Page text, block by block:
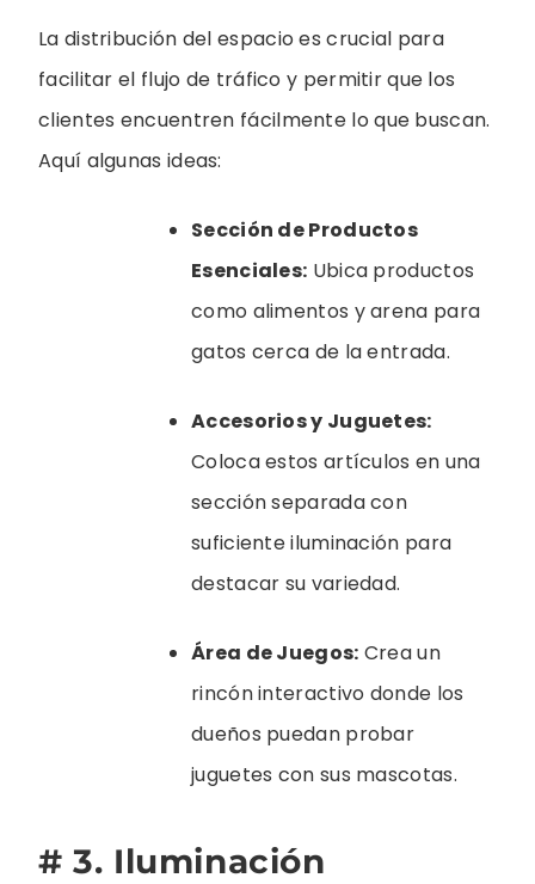
La distribución del espacio es crucial para
facilitar el flujo de tráfico y permitir que los
clientes encuentren fácilmente lo que buscan.
Aquí algunas ideas:
Sección de Productos
Esenciales: Ubica productos
como alimentos y arena para
gatos cerca de la entrada.
Accesorios y Juguetes:
Coloca estos artículos en una
sección separada con
suficiente iluminación para
destacar su variedad.
Área de Juegos: Crea un
rincón interactivo donde los
dueños puedan probar
juguetes con sus mascotas.
# 3. Iluminación